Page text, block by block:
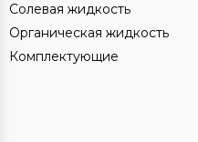
Солевая жидкость
Органическая жидкость
Комплектующие